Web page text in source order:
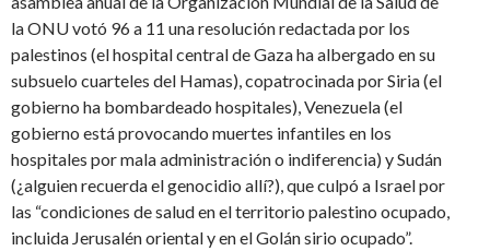
la ONU votó 96 a 11 una resolución redactada por los
palestinos (el hospital central de Gaza ha albergado en su
subsuelo cuarteles del Hamas), copatrocinada por Siria (el
gobierno ha bombardeado hospitales), Venezuela (el
gobierno está provocando muertes infantiles en los
hospitales por mala administración o indiferencia) y Sudán
(¿alguien recuerda el genocidio allí?), que culpó a Israel por
las “condiciones de salud en el territorio palestino ocupado,
incluida Jerusalén oriental y en el Golán sirio ocupado”.